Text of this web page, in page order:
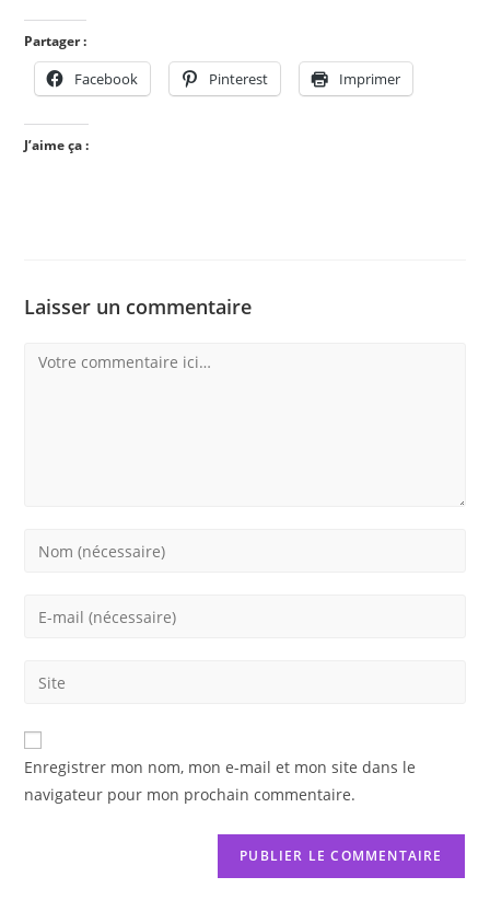
Partager :
Facebook Pinterest Imprimer
J’aime ça :
Laisser un commentaire
Comment
Enter
Enter
address
comment
Saisir
de
votre
(facultatif)
Enregistrer mon nom, mon e-mail et mon site dans le
navigateur pour mon prochain commentaire.